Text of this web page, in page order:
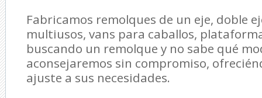
Fabricamos remolques de un eje, doble
multiusos, vans para caballos,
buscando un remolque y no sabe qué
aconsejaremos sin compromiso,
ajuste a sus necesidades.